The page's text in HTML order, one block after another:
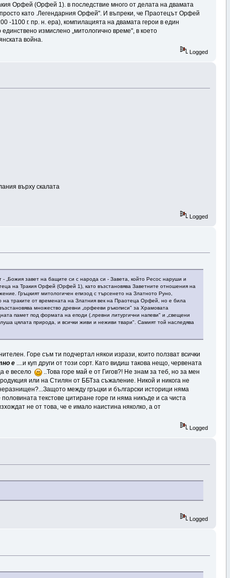
Орфей (Орфей 1). в последствие много от делата на двамата
като .Легендарния Орфей". И въпреки, че Праотецът Орфей
-1100 г. пр. н. ера), компилацията на двамата герои в един
измислено „митологично време", в което
война.
Logged
върху скалата
Logged
- „Божия завет на бащите си с народа си - Завета, който Ресос наруши и
на Тракия Орфей (Орфей 1), като възстановява Заветните отношения на
Гръцкият митологичен епизод с търсенето на Златното Руно,
на траките от времената на Златния век на Праотеца Орфей, но е била
множество древни „орфееви ръкописи" за Храмовата
памет под формата на еподи (.лревни литургични напеви" и „свещени
цялата природа, и всички живи и неживи твари". Самият той наследява
Горе съм ти подчертал някои изрази, които ползват всички
е ....и куп други от този сорт. Като видиш такова нещо, червената
е весело
..Това горе май е от Гигов?! Не знам за теб, но за мен
или на Стилян от ББТза съжаление. Никой и никога не
между гръцки и български историци няма
текстове цитиране горе ги няма никъде и са чиста
не от това, че е имало наистина няколко, а от
Logged
Logged